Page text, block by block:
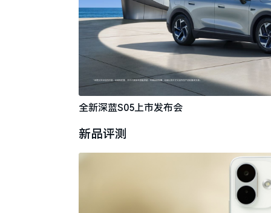
全新深蓝S05上市发布会
新品评测